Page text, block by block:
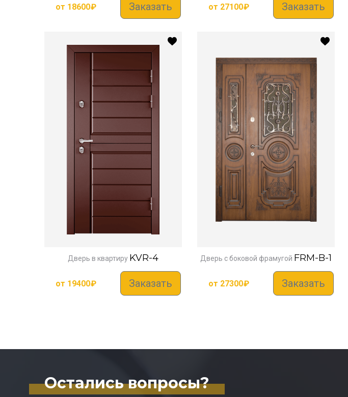
от 18600₽ Заказать от 27100₽ Заказать
Дверь в квартиру KVR-4
от 19400₽ Заказать
Дверь с боковой фрамугой FRM-B-1
от 27300₽ Заказать
Остались вопросы?